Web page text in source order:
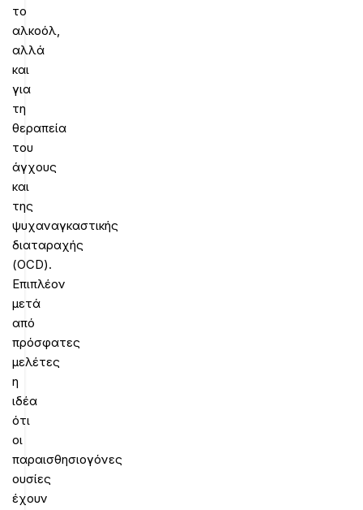
το
αλκοόλ,
αλλά
και
για
τη
θεραπεία
του
άγχους
και
της
ψυχαναγκαστικής
διαταραχής
(OCD).
Επιπλέον
μετά
από
πρόσφατες
μελέτες
η
ιδέα
ότι
οι
παραισθησιογόνες
ουσίες
έχουν